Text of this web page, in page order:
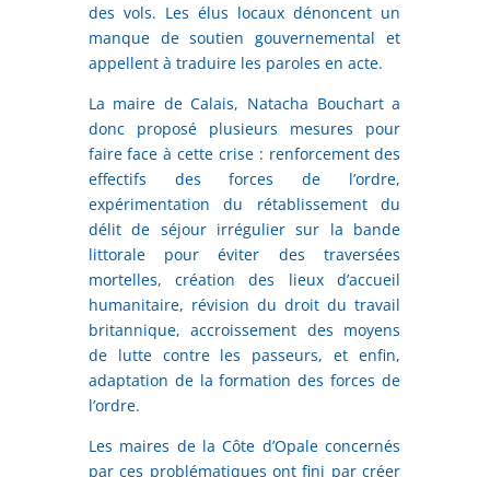
des vols. Les élus locaux dénoncent un
manque de soutien gouvernemental et
appellent à traduire les paroles en acte.
La maire de Calais, Natacha Bouchart a
donc proposé plusieurs mesures pour
faire face à cette crise : renforcement des
effectifs des forces de l’ordre,
expérimentation du rétablissement du
délit de séjour irrégulier sur la bande
littorale pour éviter des traversées
mortelles, création des lieux d’accueil
humanitaire, révision du droit du travail
britannique, accroissement des moyens
de lutte contre les passeurs, et enfin,
adaptation de la formation des forces de
l’ordre.
Les maires de la Côte d’Opale concernés
par ces problématiques ont fini par créer